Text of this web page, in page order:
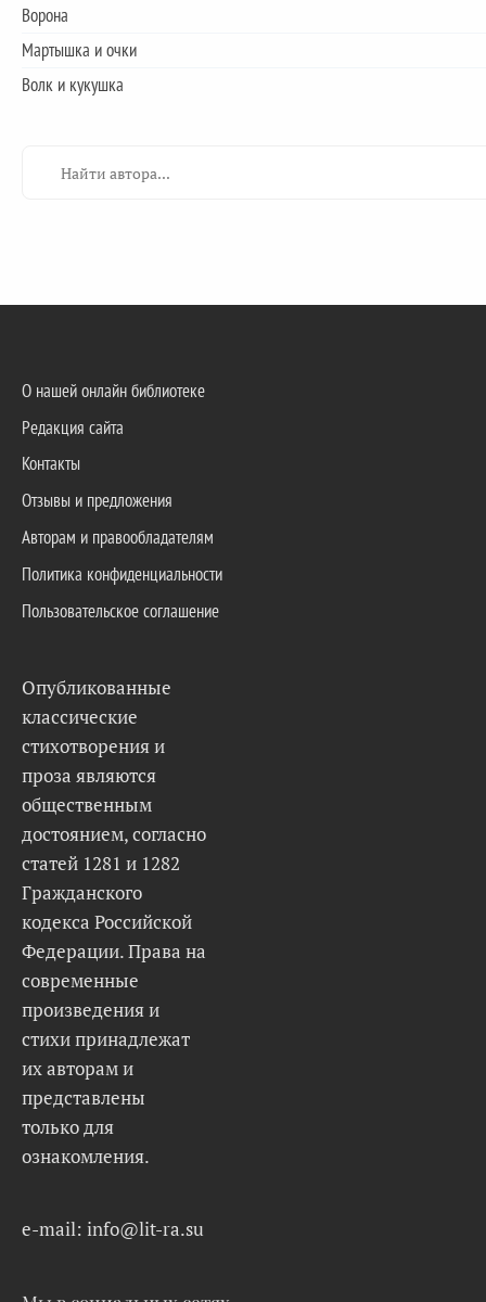
Ворона
Мартышка и очки
Волк и кукушка
О нашей онлайн библиотеке
Редакция сайта
Контакты
Отзывы и предложения
Авторам и правообладателям
Политика конфиденциальности
Пользовательское соглашение
Опубликованные
классические
стихотворения и
проза являются
общественным
достоянием, согласно
статей 1281 и 1282
Гражданского
кодекса Российской
Федерации. Права на
современные
произведения и
стихи принадлежат
их авторам и
представлены
только для
ознакомления.
e-mail: info@lit-ra.su